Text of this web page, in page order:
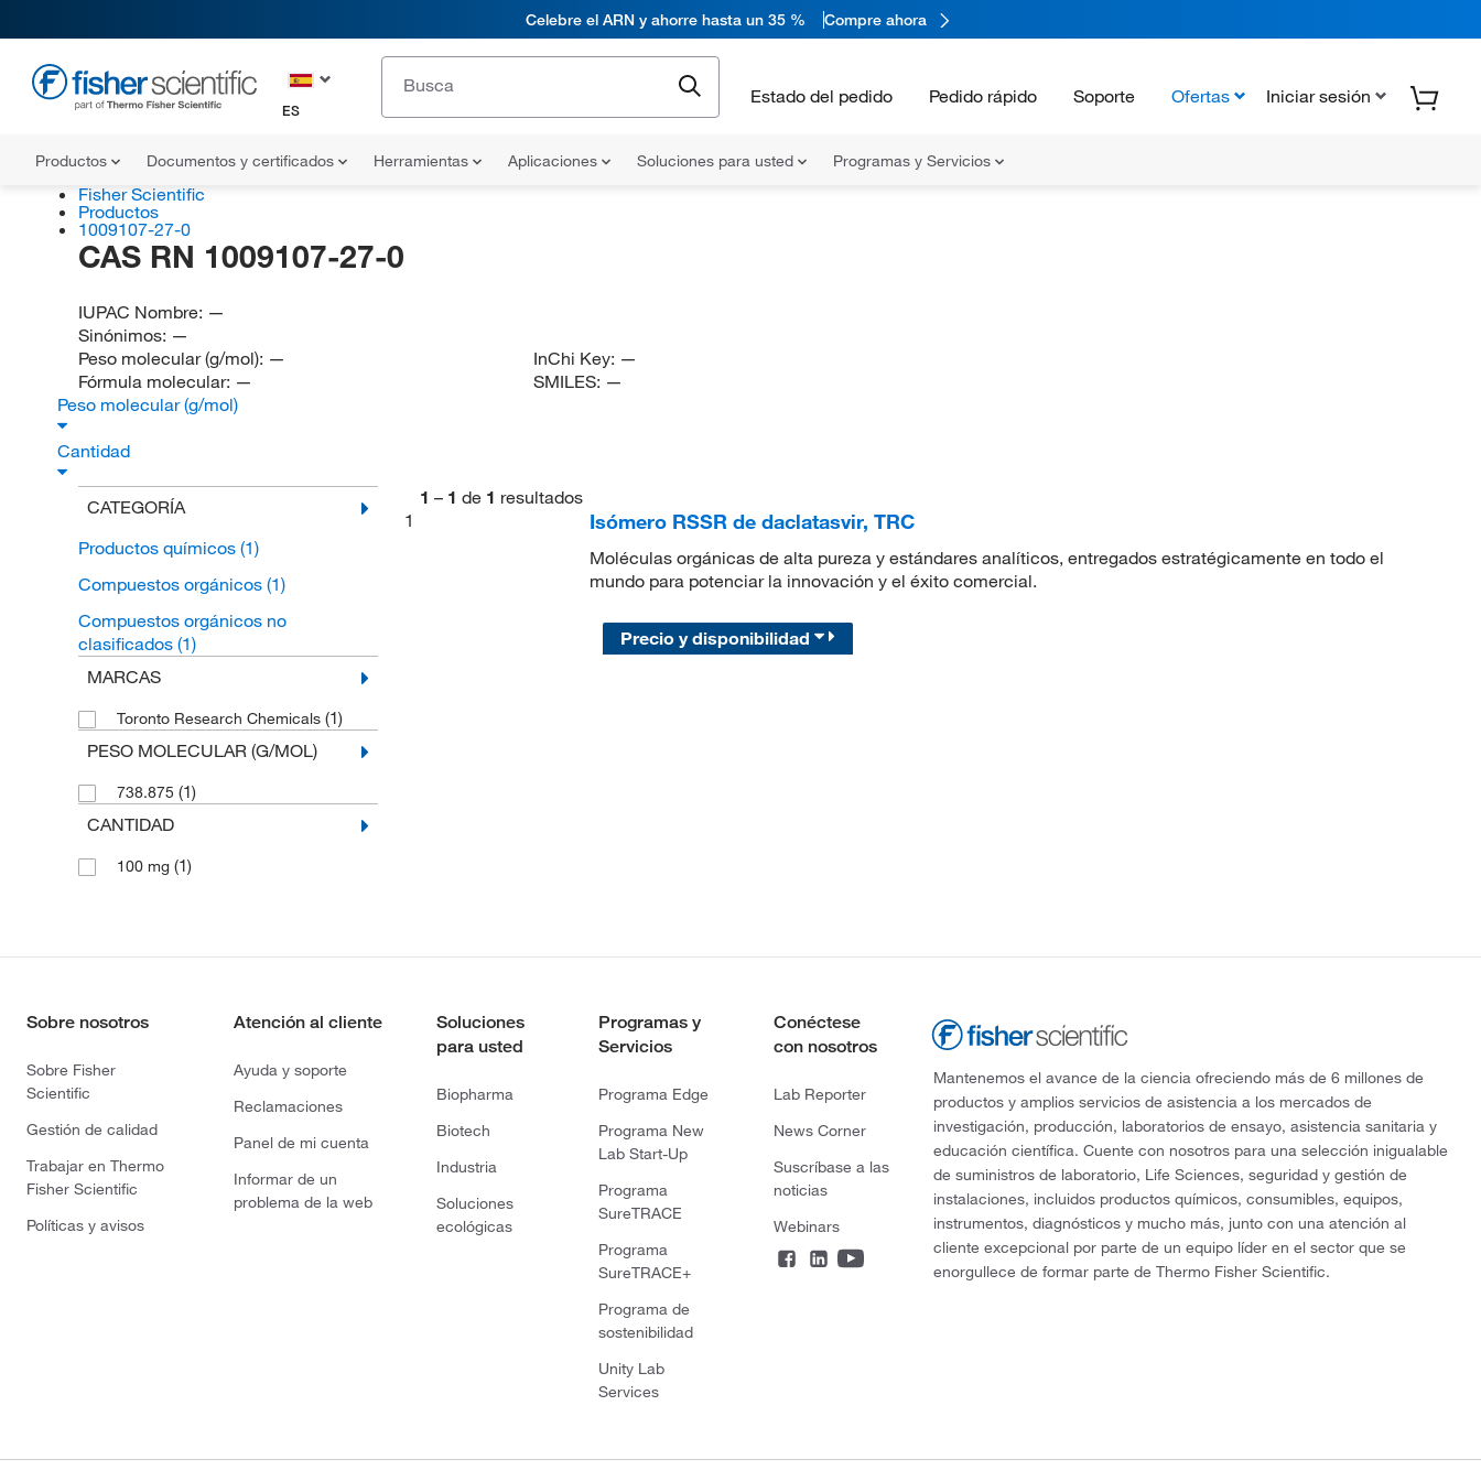
Celebre el ARN y ahorre hasta un 35 % Compre ahora
ES
Estado del pedido Pedido rápido Soporte Ofertas Iniciar sesión
Productos Documentos y certificados Herramientas Aplicaciones Soluciones para usted Programas y Servicios
Fisher Scientific
Productos
1009107-27-0
CAS RN 1009107-27-0
IUPAC Nombre: —
Sinónimos: —
Peso molecular (g/mol): —
Fórmula molecular: —
InChi Key: —
SMILES: —
Peso molecular (g/mol)
Cantidad
CATEGORÍA
Productos químicos (1)
Compuestos orgánicos (1)
Compuestos orgánicos no
clasificados (1)
MARCAS
Toronto Research Chemicals (1)
PESO MOLECULAR (G/MOL)
738.875 (1)
CANTIDAD
100 mg (1)
1 – 1 de 1 resultados
1
Isómero RSSR de daclatasvir, TRC
Moléculas orgánicas de alta pureza y estándares analíticos, entregados estratégicamente en todo el
mundo para potenciar la innovación y el éxito comercial.
Precio y disponibilidad
Sobre nosotros
Sobre Fisher
Scientific
Gestión de calidad
Trabajar en Thermo
Fisher Scientific
Políticas y avisos
Atención al cliente
Ayuda y soporte
Reclamaciones
Panel de mi cuenta
Informar de un
problema de la web
Soluciones
para usted
Biopharma
Biotech
Industria
Soluciones
ecológicas
Programas y
Servicios
Programa Edge
Programa New
Lab Start-Up
Programa
SureTRACE
Programa
SureTRACE+
Programa de
sostenibilidad
Unity Lab
Services
Conéctese
con nosotros
Lab Reporter
News Corner
Suscríbase a las
noticias
Webinars
Mantenemos el avance de la ciencia ofreciendo más de 6 millones de
productos y amplios servicios de asistencia a los mercados de
investigación, producción, laboratorios de ensayo, asistencia sanitaria y
educación científica. Cuente con nosotros para una selección inigualable
de suministros de laboratorio, Life Sciences, seguridad y gestión de
instalaciones, incluidos productos químicos, consumibles, equipos,
instrumentos, diagnósticos y mucho más, junto con una atención al
cliente excepcional por parte de un equipo líder en el sector que se
enorgullece de formar parte de Thermo Fisher Scientific.